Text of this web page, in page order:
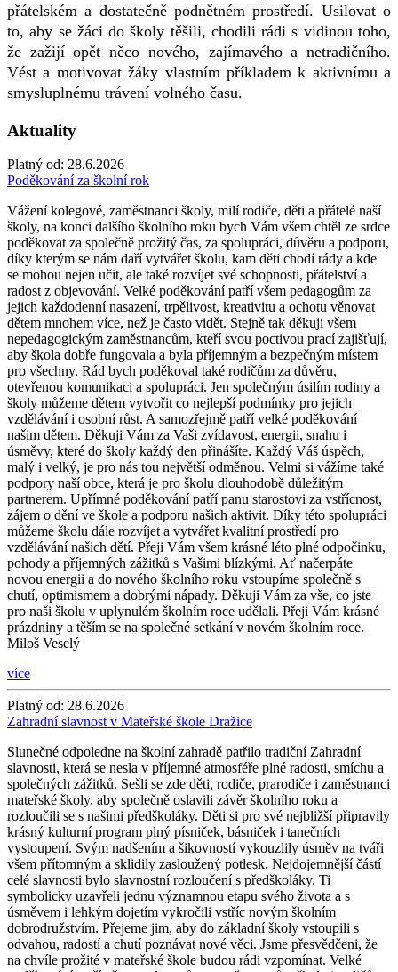
přátelském a dostatečně podnětném prostředí. Usilovat o
to, aby se žáci do školy těšili, chodili rádi s vidinou toho,
že zažijí opět něco nového, zajímavého a netradičního.
Vést a motivovat žáky vlastním příkladem k aktivnímu a
smysluplnému trávení volného času.
Aktuality
Platný od: 28.6.2026
Poděkování za školní rok
Vážení kolegové, zaměstnanci školy, milí rodiče, děti a přátelé naší
školy, na konci dalšího školního roku bych Vám všem chtěl ze srdce
poděkovat za společně prožitý čas, za spolupráci, důvěru a podporu,
díky kterým se nám daří vytvářet školu, kam děti chodí rády a kde
se mohou nejen učit, ale také rozvíjet své schopnosti, přátelství a
radost z objevování. Velké poděkování patří všem pedagogům za
jejich každodenní nasazení, trpělivost, kreativitu a ochotu věnovat
dětem mnohem více, než je často vidět. Stejně tak děkuji všem
nepedagogickým zaměstnancům, kteří svou poctivou prací zajišťují,
aby škola dobře fungovala a byla příjemným a bezpečným místem
pro všechny. Rád bych poděkoval také rodičům za důvěru,
otevřenou komunikaci a spolupráci. Jen společným úsilím rodiny a
školy můžeme dětem vytvořit co nejlepší podmínky pro jejich
vzdělávání i osobní růst. A samozřejmě patří velké poděkování
našim dětem. Děkuji Vám za Vaši zvídavost, energii, snahu i
úsměvy, které do školy každý den přinášíte. Každý Váš úspěch,
malý i velký, je pro nás tou největší odměnou. Velmi si vážíme také
podpory naší obce, která je pro školu dlouhodobě důležitým
partnerem. Upřímné poděkování patří panu starostovi za vstřícnost,
zájem o dění ve škole a podporu našich aktivit. Díky této spolupráci
můžeme školu dále rozvíjet a vytvářet kvalitní prostředí pro
vzdělávání našich dětí. Přeji Vám všem krásné léto plné odpočinku,
pohody a příjemných zážitků s Vašimi blízkými. Ať načerpáte
novou energii a do nového školního roku vstoupíme společně s
chutí, optimismem a dobrými nápady. Děkuji Vám za vše, co jste
pro naši školu v uplynulém školním roce udělali. Přeji Vám krásné
prázdniny a těším se na společné setkání v novém školním roce.
Miloš Veselý
více
Platný od: 28.6.2026
Zahradní slavnost v Mateřské škole Dražice
Slunečné odpoledne na školní zahradě patřilo tradiční Zahradní
slavnosti, která se nesla v příjemné atmosféře plné radosti, smíchu a
společných zážitků. Sešli se zde děti, rodiče, prarodiče i zaměstnanci
mateřské školy, aby společně oslavili závěr školního roku a
rozloučili se s našimi předškoláky. Děti si pro své nejbližší připravily
krásný kulturní program plný písniček, básniček i tanečních
vystoupení. Svým nadšením a šikovností vykouzlily úsměv na tváři
všem přítomným a sklidily zasloužený potlesk. Nejdojemnější částí
celé slavnosti bylo slavnostní rozloučení s předškoláky. Ti
symbolicky uzavřeli jednu významnou etapu svého života a s
úsměvem i lehkým dojetím vykročili vstříc novým školním
dobrodružstvím. Přejeme jim, aby do základní školy vstoupili s
odvahou, radostí a chutí poznávat nové věci. Jsme přesvědčeni, že
na chvíle prožité v mateřské škole budou rádi vzpomínat. Velké